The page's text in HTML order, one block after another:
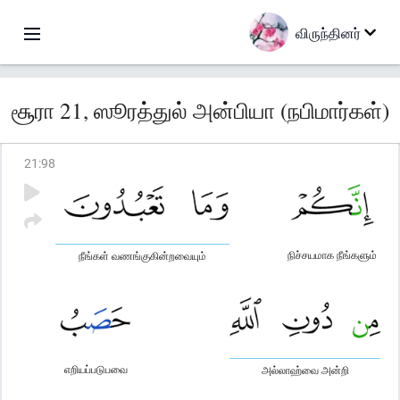
விருந்தினர்
சூரா 21, ஸூரத்துல் அன்பியா (நபிமார்கள்)
21 :98
நிச்சயமாக நீங்களும்
நீங்கள் வணங்குகின்றவையும்
அல்லாஹ்வை அன்றி
எறியப்படுபவை